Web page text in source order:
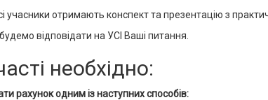
учасники отримають конспект та презентацію з
будемо відповідати на УСІ Ваші питання.
необхідно:
рахунок одним із наступних способів: